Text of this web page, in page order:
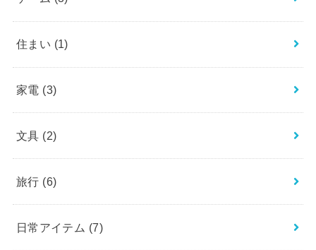
住まい (1)
家電 (3)
文具 (2)
旅行 (6)
日常アイテム (7)